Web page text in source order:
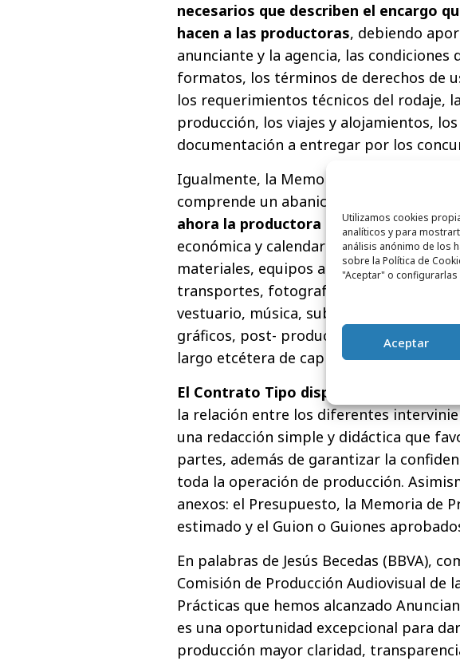
Utilizamos cookies
analíticos y para
análisis anónimo de los
sobre la Política de
"Aceptar" o
Aceptar
necesarios que describen el encargo
hacen a las productoras, debiendo
anunciante y la agencia, las condiciones
formatos, los términos de derechos de
los requerimientos técnicos del rodaje,
producción, los viajes y alojamientos,
documentación a entregar por los
Igualmente, la Memoria de Producción,
comprende un abanico segmentado por
ahora la productora la que concreta
económica y calendario de pagos,
materiales, equipos artísticos /
transportes, fotografías en rodaje,
vestuario, música, subtitulados, making
gráficos, post- producción, imágenes,
largo etcétera de capítulos.
El Contrato Tipo dispone de 21
la relación entre los diferentes
una redacción simple y didáctica que
partes, además de garantizar la
toda la operación de producción.
anexos: el Presupuesto, la Memoria de
estimado y el Guion o Guiones
En palabras de Jesús Becedas (BBVA),
Comisión de Producción Audiovisual de
Prácticas que hemos alcanzado
es una oportunidad excepcional para
producción mayor claridad,